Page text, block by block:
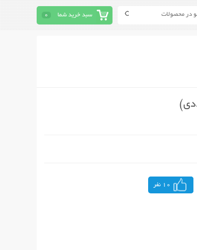
سبد خرید شما 0
10 نفر